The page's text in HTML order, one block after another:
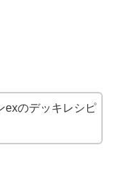
exのデッキレシピ